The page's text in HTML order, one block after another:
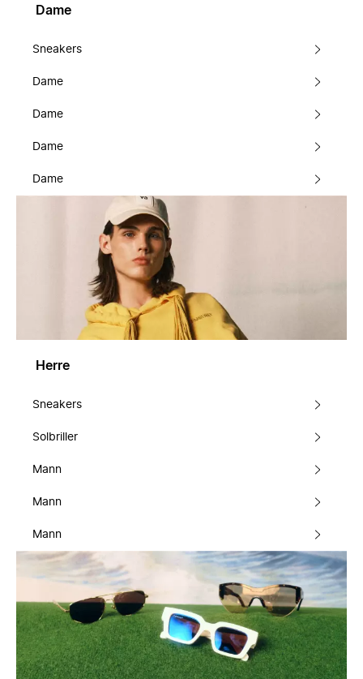
Dame
Sneakers
Dame
Dame
Dame
Dame
Herre
Sneakers
Solbriller
Mann
Mann
Mann